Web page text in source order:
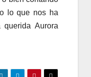
lo que nos ha
Aurora